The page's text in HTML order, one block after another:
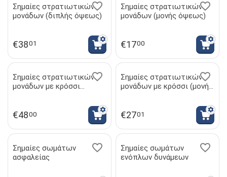
Σημαίες στρατιωτικών
μονάδων (διπλής όψεως)
€3801
Σημαίες στρατιωτικών
μονάδων (μονής όψεως)
€1700
Σημαίες στρατιωτικών
μονάδων με κρόσσι
€4800
Σημαίες στρατιωτικών
μονάδων με κρόσσι (μονής
€2701
Σημαίες σωμάτων
ασφαλείας
Σημαίες σωμάτων
ενόπλων δυνάμεων